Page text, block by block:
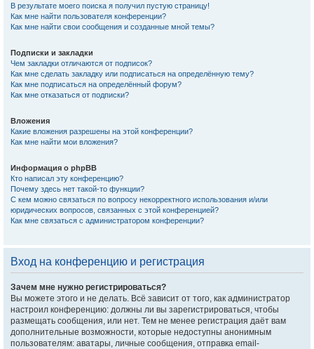
В результате моего поиска я получил пустую страницу!
Как мне найти пользователя конференции?
Как мне найти свои сообщения и созданные мной темы?
Подписки и закладки
Чем закладки отличаются от подписок?
Как мне сделать закладку или подписаться на определённую тему?
Как мне подписаться на определённый форум?
Как мне отказаться от подписки?
Вложения
Какие вложения разрешены на этой конференции?
Как мне найти мои вложения?
Информация о phpBB
Кто написал эту конференцию?
Почему здесь нет такой-то функции?
С кем можно связаться по вопросу некорректного использования и/или
юридических вопросов, связанных с этой конференцией?
Как мне связаться с администратором конференции?
Вход на конференцию и регистрация
Зачем мне нужно регистрироваться?
Вы можете этого и не делать. Всё зависит от того, как администратор
настроил конференцию: должны ли вы зарегистрироваться, чтобы
размещать сообщения, или нет. Тем не менее регистрация даёт вам
дополнительные возможности, которые недоступны анонимным
пользователям: аватары, личные сообщения, отправка email-